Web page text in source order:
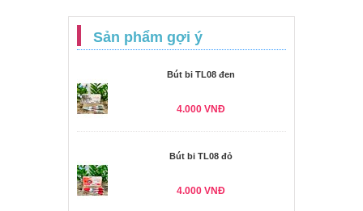
Sản phẩm gợi ý
Bút bi TL08 đen
4.000 VNĐ
Bút bi TL08 đỏ
4.000 VNĐ